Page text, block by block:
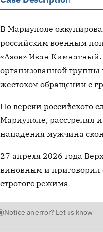
В Мариуполе
российским военным
«Азов» Иван Кимнатный.
организованной группы
жестоком обращении с
По версии российского
Мариуполе, расстрелял
нападения мужчина
27 апреля 2026 года
виновным и приговорил
строгого режима.
Notice an error? Let us know